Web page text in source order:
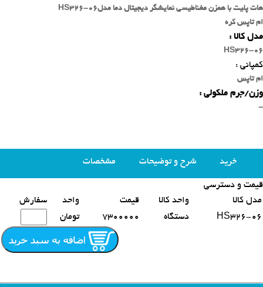
هات پلیت با همزن مغناطیسی نمایشگر دیجیتال دما مدلHS326-06
ام تاپس کره
مدل کالا :
HS326-06
کمپانی :
ام تاپس
وزن/جرم ملکولی :
-
خرید شرح و توضیحات مشخصات
محصولات مشابه
قیمت و دسترسی
مدل کالا
واحد کالا قیمت واحد
سفارش
HS326-06
دستگاه 7300000 تومان